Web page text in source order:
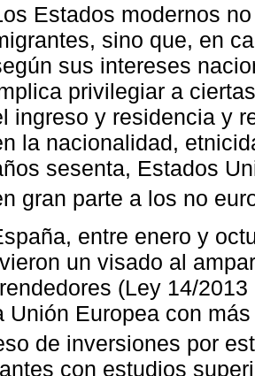
Estados modernos
sino que, en
sus intereses
privilegiar a
ingreso y residencia y
la nacionalidad,
sesenta, Estados
gran parte a los no
entre enero y
un visado al
(Ley 14/
Unión Europea con
de inversiones por
con estudios